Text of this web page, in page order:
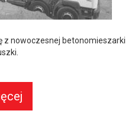
z nowoczesnej betonomieszarki